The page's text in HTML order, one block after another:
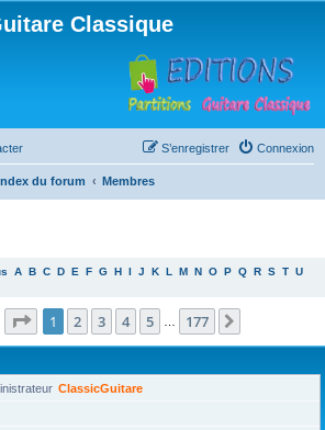
Classique
Connexion
S’enregistrer
du forum Membres
A B C D E F G H I J K L M N O P Q R S T U
Page 1sur177
1 2 3 4 5 177
ClassicGuitare